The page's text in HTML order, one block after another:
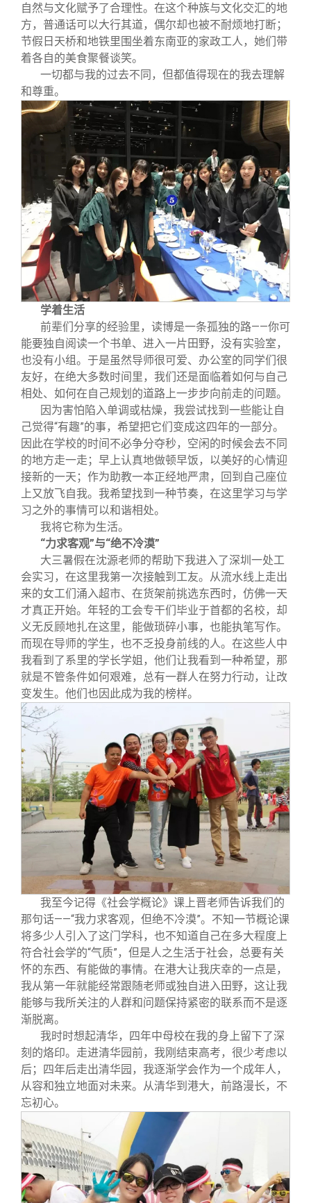
自然与文化赋予了合理性。在这个种族与文化交汇的地
方，普通话可以大行其道，偶尔却也被不耐烦地打断；
节假日天桥和地铁里围坐着东南亚的家政工人，她们带
着各自的美食聚餐谈笑。
一切都与我的过去不同，但都值得现在的我去理解
和尊重。
学着生活
前辈们分享的经验里，读博是一条孤独的路——你可
能要独自阅读一个书单、进入一片田野，没有实验室，
也没有小组。于是虽然导师很可爱、办公室的同学们很
友好，在绝大多数时间里，我们还是面临着如何与自己
相处、如何在自己规划的道路上一步步向前走的问题。
因为害怕陷入单调或枯燥，我尝试找到一些能让自
己觉得“有趣”的事，希望把它们变成这四年的一部分。
因此在学校的时间不必争分夺秒，空闲的时候会去不同
的地方走一走；早上认真地做顿早饭，以美好的心情迎
接新的一天；作为助教一本正经地严肃，回到自己座位
上又放飞自我。我希望找到一种节奏，在这里学习与学
习之外的事情可以和谐相处。
我将它称为生活。
“力求客观”与“绝不冷漠”
大三暑假在沈源老师的帮助下我进入了深圳一处工
会实习，在这里我第一次接触到工友。从流水线上走出
来的女工们涌入超市、在货架前挑选东西时，仿佛一天
才真正开始。年轻的工会专干们毕业于首都的名校，却
义无反顾地扎在这里，能做琐碎小事，也能执笔写作。
而现在导师的学生，也不乏投身前线的人。在这些人中
我看到了系里的学长学姐，他们让我看到一种希望，那
就是不管条件如何艰难，总有一群人在努力行动，让改
变发生。他们也因此成为我的榜样。
我至今记得《社会学概论》课上晋老师告诉我们的
那句话——“我力求客观，但绝不冷漠”。不知一节概论课
将多少人引入了这门学科，也不知道自己在多大程度上
符合社会学的“气质”，但是人之生活于社会，总要有关
怀的东西、有能做的事情。在港大让我庆幸的一点是，
我从第一年就能经常跟随老师或独自进入田野，这让我
能够与我所关注的人群和问题保持紧密的联系而不是逐
渐脱离。
我时时想起清华，四年中母校在我的身上留下了深
刻的烙印。走进清华园前，我刚结束高考，很少考虑以
后；四年后走出清华园，我逐渐学会作为一个成年人，
从容和独立地面对未来。从清华到港大，前路漫长，不
忘初心。